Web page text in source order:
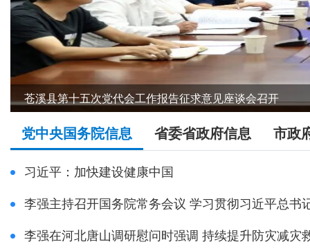
县委理论学习中心组举行学习（扩大）会议
全县项目投资目标任务调度会召开
苍溪县第十五次党代会工作报告征求意见座谈会召开
党中央国务院信息 省委省政府信息 市政
习近平：加快建设健康中国
李强主持召开国务院常务会议 学习贯彻习近平总书
李强在河北唐山调研慰问时强调 持续提升防灾减灾